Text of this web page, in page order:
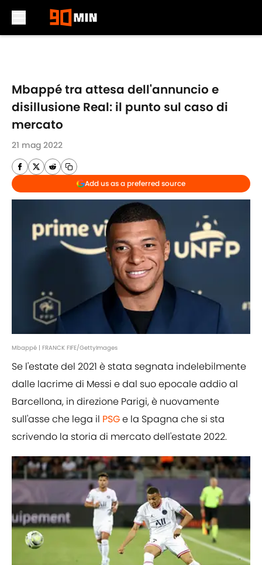
Mbappé tra attesa dell'annuncio e
disillusione Real: il punto sul caso di
mercato
21 mag 2022
Add us as a preferred source
Mbappé | FRANCK FIFE/GettyImages
Se l'estate del 2021 è stata segnata indelebilmente
dalle lacrime di Messi e dal suo epocale addio al
Barcellona, in direzione Parigi, è nuovamente
sull'asse che lega il PSGe la Spagna che si sta
scrivendo la storia di mercato dell'estate 2022.